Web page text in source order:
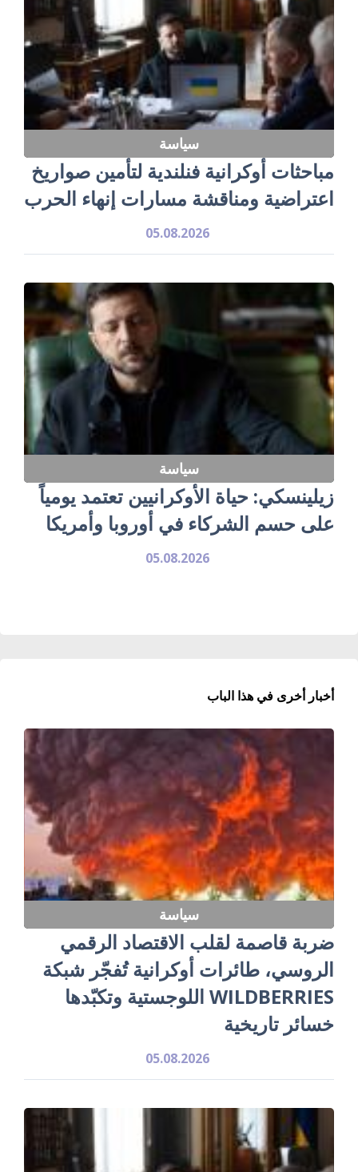
سياسة
مباحثات أوكرانية فنلندية لتأمين صواريخ
اعتراضية ومناقشة مسارات إنهاء الحرب
05.08.2026
سياسة
زيلينسكي: حياة الأوكرانيين تعتمد يومياً
على حسم الشركاء في أوروبا وأمريكا
05.08.2026
أخبار أخرى في هذا الباب
سياسة
ضربة قاصمة لقلب الاقتصاد الرقمي
الروسي، طائرات أوكرانية تُفجّر شبكة
WILDBERRIES اللوجستية وتكبّدها
خسائر تاريخية
05.08.2026